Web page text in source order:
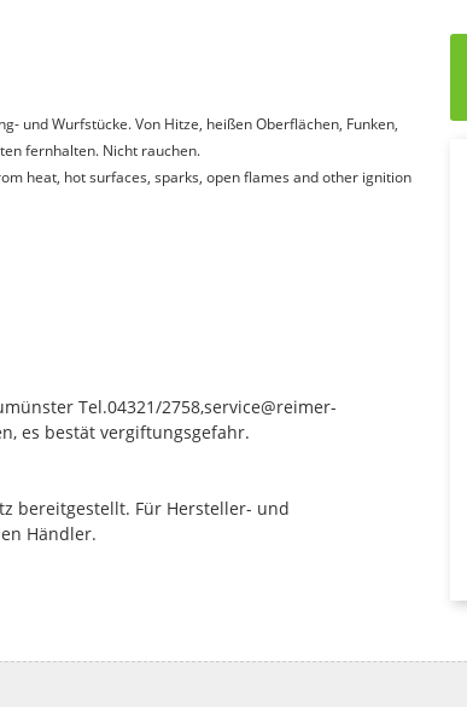
und Wurfstücke. Von Hitze, heißen Oberflächen, Funken,
fernhalten. Nicht rauchen.
heat, hot surfaces, sparks, open flames and other ignition
Tel.04321/2758,service@reimer-
es bestät vergiftungsgefahr.
bereitgestellt. Für Hersteller- und
Händler.